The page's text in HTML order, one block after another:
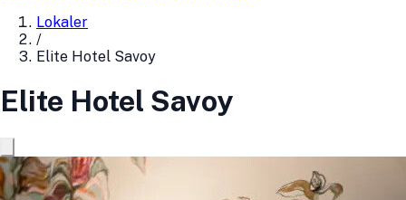
Lokaler
/
Elite Hotel Savoy
Elite Hotel Savoy